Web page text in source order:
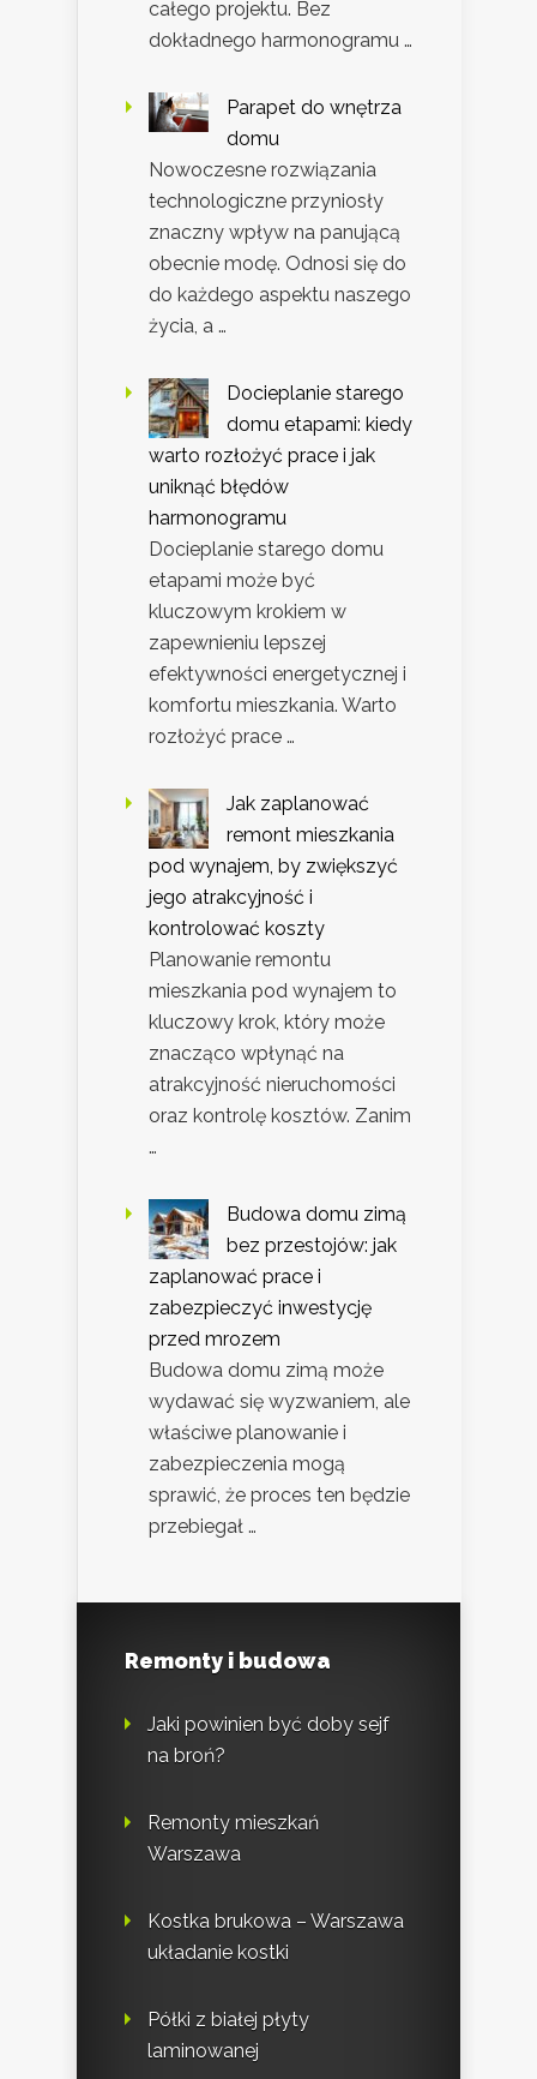
całego projektu. Bez
dokładnego harmonogramu …
Parapet do wnętrza
domu
Nowoczesne rozwiązania
technologiczne przyniosły
znaczny wpływ na panującą
obecnie modę. Odnosi się do
do każdego aspektu naszego
życia, a …
Docieplanie starego
domu etapami: kiedy
warto rozłożyć prace i jak
uniknąć błędów
harmonogramu
Docieplanie starego domu
etapami może być
kluczowym krokiem w
zapewnieniu lepszej
efektywności energetycznej i
komfortu mieszkania. Warto
rozłożyć prace …
Jak zaplanować
remont mieszkania
pod wynajem, by zwiększyć
jego atrakcyjność i
kontrolować koszty
Planowanie remontu
mieszkania pod wynajem to
kluczowy krok, który może
znacząco wpłynąć na
atrakcyjność nieruchomości
oraz kontrolę kosztów. Zanim
…
Budowa domu zimą
bez przestojów: jak
zaplanować prace i
zabezpieczyć inwestycję
przed mrozem
Budowa domu zimą może
wydawać się wyzwaniem, ale
właściwe planowanie i
zabezpieczenia mogą
sprawić, że proces ten będzie
przebiegał …
Remonty i budowa
Jaki powinien być doby sejf
na broń?
Remonty mieszkań
Warszawa
Kostka brukowa – Warszawa
układanie kostki
Półki z białej płyty
laminowanej